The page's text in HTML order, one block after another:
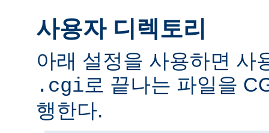
사용자 디렉토리
아래 설정을 사용하면 사
.cgi로 끝나는 파일을
행한다.